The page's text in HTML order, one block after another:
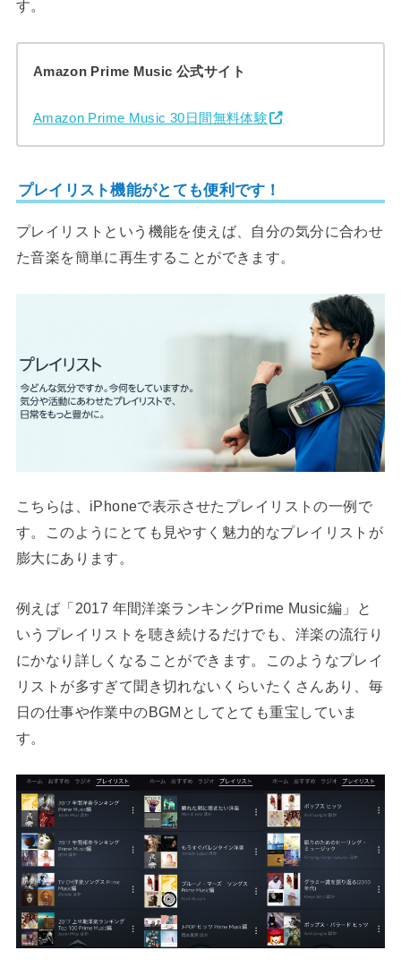
す。
Amazon Prime Music 公式サイト
Amazon Prime Music 30日間無料体験
プレイリスト機能がとても便利です！
プレイリストという機能を使えば、自分の気分に合わせ
た音楽を簡単に再生することができます。
こちらは、iPhoneで表示させたプレイリストの一例で
す。このようにとても見やすく魅力的なプレイリストが
膨大にあります。
例えば「2017 年間洋楽ランキングPrime Music編」と
いうプレイリストを聴き続けるだけでも、洋楽の流行り
にかなり詳しくなることができます。このようなプレイ
リストが多すぎて聞き切れないくらいたくさんあり、毎
日の仕事や作業中のBGMとしてとても重宝していま
す。